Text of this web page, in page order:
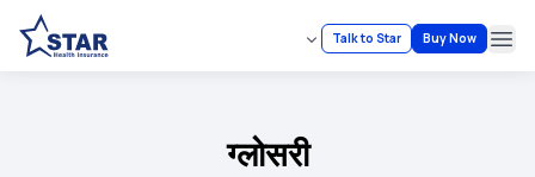
Talk to Star Buy Now
ग्लोसरी